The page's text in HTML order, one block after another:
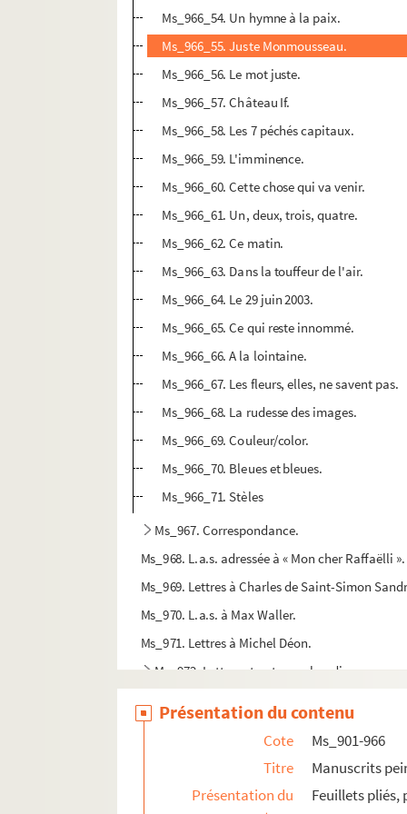
Ms_966_54. Un hymne à la paix.
Ms_966_55. Juste Monmousseau.
Ms_966_56. Le mot juste.
Ms_966_57. Château If.
Ms_966_58. Les 7 péchés capitaux.
Ms_966_59. L'imminence.
Ms_966_60. Cette chose qui va venir.
Ms_966_61. Un, deux, trois, quatre.
Ms_966_62. Ce matin.
Ms_966_63. Dans la touffeur de l'air.
Ms_966_64. Le 29 juin 2003.
Ms_966_65. Ce qui reste innommé.
Ms_966_66. A la lointaine.
Ms_966_67. Les fleurs, elles, ne savent pas.
Ms_966_68. La rudesse des images.
Ms_966_69. Couleur/color.
Ms_966_70. Bleues et bleues.
Ms_966_71. Stèles
Ms_967. Correspondance.
Ms_968. L.a.s. adressée à « Mon cher Raffaëlli ».
Ms_969. Lettres à Charles de Saint-Simon
Ms_970. L.a.s. à Max Waller.
Ms_971. Lettres à Michel Déon.
Ms_972. Lettres et autographes divers.
Ms_974. Erêmos.
Présentation du contenu
Cote
Ms_901-966
Titre
Manuscrits
Présentation du
Feuillets pliés,